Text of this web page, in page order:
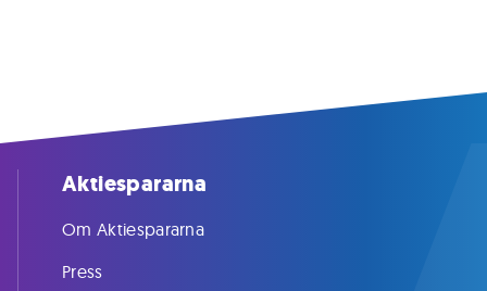
Aktiespararna
Om Aktiespararna
Press